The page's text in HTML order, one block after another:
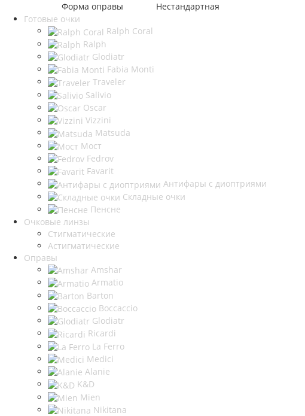
Форма оправы
Нестандартная
Готовые очки
Ralph Coral
Ralph
Glodiatr
Fabia Monti
Traveler
Salivio
Oscar
Vizzini
Matsuda
Мост
Fedrov
Favarit
Антифары с диоптриями
Складные очки
Пенсне
Очковые линзы
Стигматические
Астигматические
Оправы
Amshar
Armatio
Barton
Boccaccio
Glodiatr
Ricardi
La Ferro
Medici
Alanie
K&D
Mien
Nikitana